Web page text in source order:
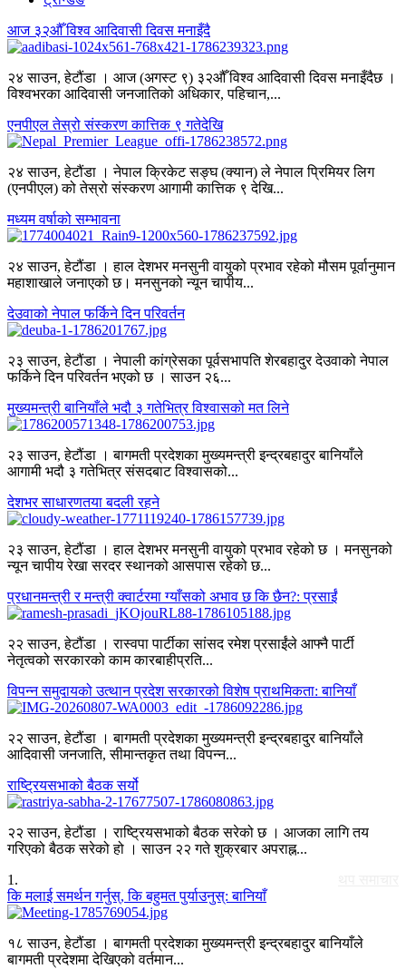
आज ३२औँ विश्व आदिवासी दिवस मनाइँदै
२४ साउन, हेटौंडा । आज (अगस्ट ९) ३२औँ विश्व आदिवासी दिवस मनाइँदैछ ।
विश्वभरका आदिवासी जनजातिको अधिकार, पहिचान,...
एनपीएल तेस्रो संस्करण कात्तिक ९ गतेदेखि
२४ साउन, हेटौंडा । नेपाल क्रिकेट सङ्घ (क्यान) ले नेपाल प्रिमियर लिग
(एनपीएल) को तेस्रो संस्करण आगामी कात्तिक ९ देखि...
मध्यम वर्षाको सम्भावना
२४ साउन, हेटौंडा । हाल देशभर मनसुनी वायुको प्रभाव रहेको मौसम पूर्वानुमान
महाशाखाले जनाएको छ। मनसुनको न्यून चापीय...
देउवाको नेपाल फर्किने दिन परिवर्तन
२३ साउन, हेटौंडा । नेपाली कांग्रेसका पूर्वसभापति शेरबहादुर देउवाको नेपाल
फर्किने दिन परिवर्तन भएको छ । साउन २६...
मुख्यमन्त्री बानियाँले भदौ ३ गतेभित्र विश्वासको मत लिने
२३ साउन, हेटौंडा । बागमती प्रदेशका मुख्यमन्त्री इन्द्रबहादुर बानियाँले
आगामी भदौ ३ गतेभित्र संसदबाट विश्वासको...
देशभर साधारणतया बदली रहने
२३ साउन, हेटौंडा । हाल देशभर मनसुनी वायुको प्रभाव रहेको छ । मनसुनको
न्यून चापीय रेखा सरदर स्थानको आसपास रहेको छ...
प्रधानमन्त्री र मन्त्री क्वार्टरमा ग्याँसको अभाव छ कि छैन?: प्रसाईं
२२ साउन, हेटौंडा । रास्वपा पार्टीका सांसद रमेश प्रसाईंले आफ्नै पार्टी
नेतृत्वको सरकारको काम कारबाहीप्रति...
विपन्न समुदायको उत्थान प्रदेश सरकारको विशेष प्राथमिकता: बानियाँ
२२ साउन, हेटौंडा । बागमती प्रदेशका मुख्यमन्त्री इन्द्रबहादुर बानियाँले
आदिवासी जनजाति, सीमान्तकृत तथा विपन्न...
राष्ट्रियसभाको बैठक सर्यो
२२ साउन, हेटौंडा । राष्ट्रियसभाको बैठक सरेको छ । आजका लागि तय
गरिएको बैठक सरेको हो । साउन २२ गते शुक्रबार अपराह्न...
1 .
कि मलाई समर्थन गर्नुस्, कि बहुमत पुर्याउनुस्: बानियाँ
१८ साउन, हेटौंडा । बागमती प्रदेशका मुख्यमन्त्री इन्द्रबहादुर बानियाँले
बागमती प्रदेशमा देखिएको वर्तमान...